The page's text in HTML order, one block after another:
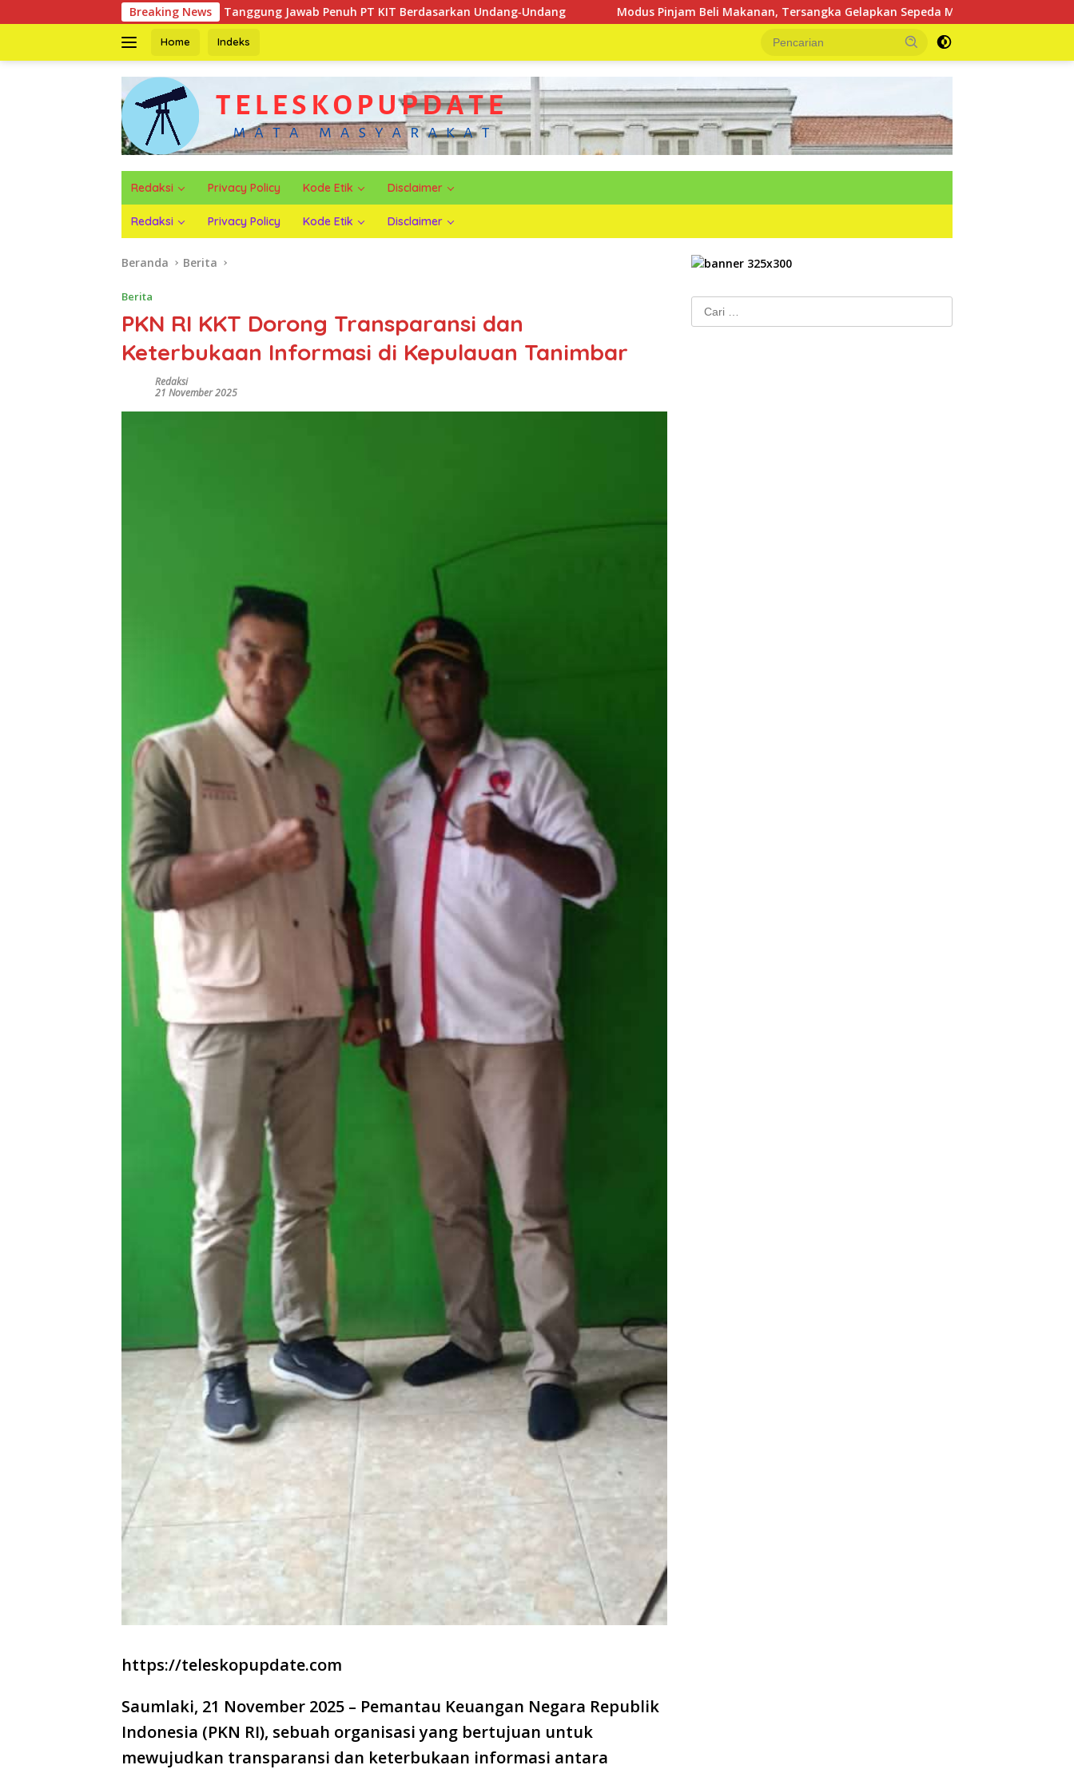
ke
Breaking News
Jalan Tuntut Tanggung Jawab Penuh PT KIT Berdasarkan Undang‑Undang Modus Pinjam Beli Makanan, Tersangka Gelapkan Sepeda Motor Diringkus Polsek Lubuk Batang
Home Indeks
Redaksi Privacy Policy Kode Etik Disclaimer
Redaksi Privacy Policy Kode Etik Disclaimer
Beranda Berita
Berita
PKN RI KKT Dorong Transparansi dan
Keterbukaan Informasi di Kepulauan Tanimbar
Redaksi
21 November 2025
https://teleskopupdate.com
Saumlaki, 21 November 2025 – Pemantau Keuangan Negara Republik
Indonesia (PKN RI), sebuah organisasi yang bertujuan untuk
mewujudkan transparansi dan keterbukaan informasi antara
Cari
untuk: